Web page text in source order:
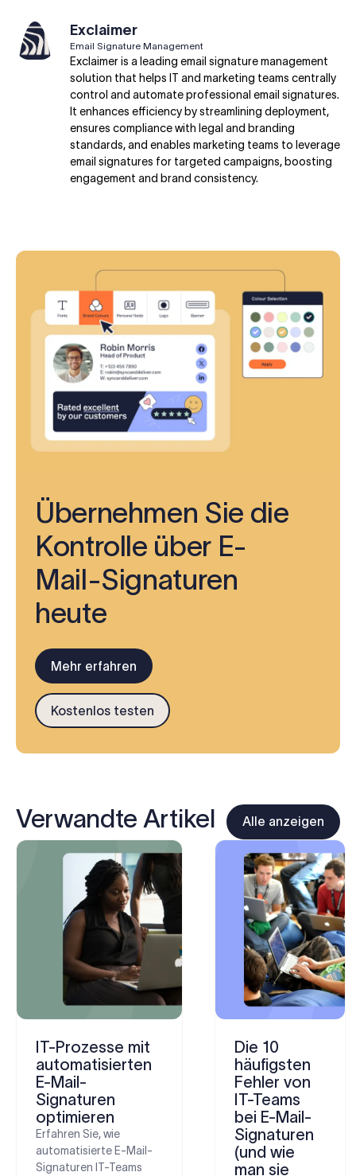
Exclaimer
Email Signature Management
Exclaimer is a leading email signature management
solution that helps IT and marketing teams centrally
control and automate professional email signatures.
It enhances efficiency by streamlining deployment,
ensures compliance with legal and branding
standards, and enables marketing teams to leverage
email signatures for targeted campaigns, boosting
engagement and brand consistency.
Übernehmen Sie die
Kontrolle über E-
Mail-Signaturen
heute
Mehr erfahren
Kostenlos testen
Verwandte Artikel Alle anzeigen
IT-Prozesse mit
automatisierten
E-Mail-
Signaturen
optimieren
Erfahren Sie, wie
automatisierte E-Mail-
Signaturen IT-Teams
Die 10
häufigsten
Fehler von
IT-Teams
bei E-Mail-
Signaturen
(und wie
man sie